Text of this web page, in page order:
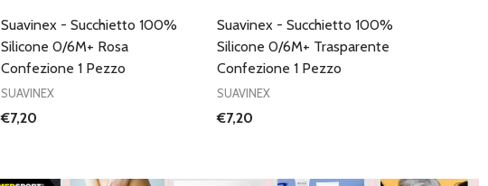
Suavinex - Succhietto 100%
Silicone 0/6M+ Rosa
Confezione 1 Pezzo
SUAVINEX
€7,20
Suavinex - Succhietto 100%
Silicone 0/6M+ Trasparente
Confezione 1 Pezzo
SUAVINEX
€7,20